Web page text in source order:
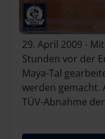
29. April 2009 -
Stunden vor der
Maya-Tal
werden gemacht.
TÜV-Abnahme